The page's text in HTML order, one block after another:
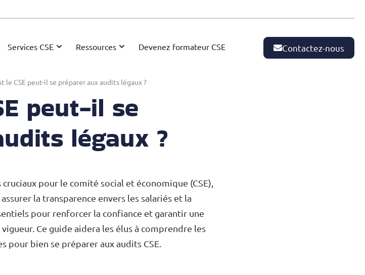
Services CSE Ressources Devenez formateur CSE Contactez-nous
le CSE peut-il se préparer aux audits légaux ?
peut-il se
légaux ?
pour le comité social et économique (CSE),
la transparence envers les salariés et la
pour renforcer la confiance et garantir une
Ce guide aidera les élus à comprendre les
pour bien se préparer aux audits CSE.